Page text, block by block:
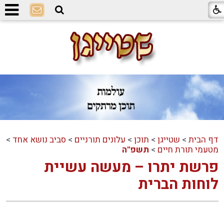
דף הבית > שטייגן > תוכן > עלונים תורניים > סביב נושא אחד >
מטעמי תורת חיים > תשפ"ה
פרשת יתרו – מעשה עשיית
לוחות הברית